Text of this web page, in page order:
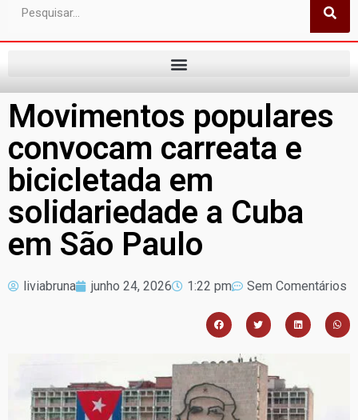
Movimentos populares
convocam carreata e
bicicletada em
solidariedade a Cuba
em São Paulo
liviabruna junho 24, 2026 1:22 pm Sem Comentários